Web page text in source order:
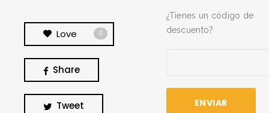
Love 0
Share
Tweet
¿Tienes un código de
descuento?